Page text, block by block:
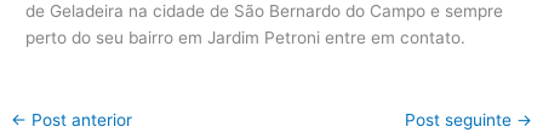
de Geladeira na cidade de São Bernardo do Campo e sempre
perto do seu bairro em Jardim Petroni entre em contato.
← Post anterior Post seguinte →